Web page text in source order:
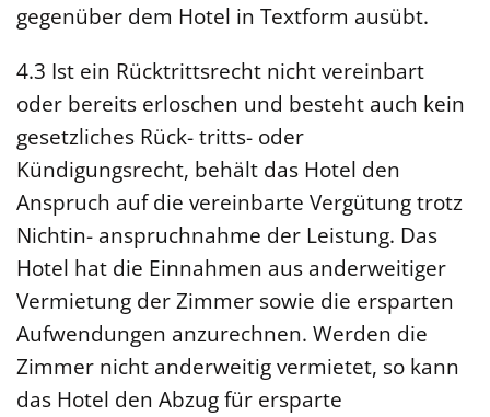
gegenüber dem Hotel in Textform ausübt.
4.3 Ist ein Rücktrittsrecht nicht vereinbart
oder bereits erloschen und besteht auch kein
gesetzliches Rück- tritts- oder
Kündigungsrecht, behält das Hotel den
Anspruch auf die vereinbarte Vergütung trotz
Nichtin- anspruchnahme der Leistung. Das
Hotel hat die Einnahmen aus anderweitiger
Vermietung der Zimmer sowie die ersparten
Aufwendungen anzurechnen. Werden die
Zimmer nicht anderweitig vermietet, so kann
das Hotel den Abzug für ersparte